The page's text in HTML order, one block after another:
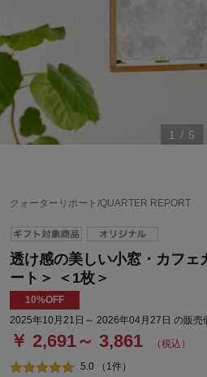
1 / 5
クォーターリポート/QUARTER REPORT
透け感の美しい小窓・カフェ
ート＞ ＜1枚＞
10%OFF
2025年10月21日～ 2026年04月27日 の販売
￥ 2,691～ 3,861 （税込）
5.0 （1件）